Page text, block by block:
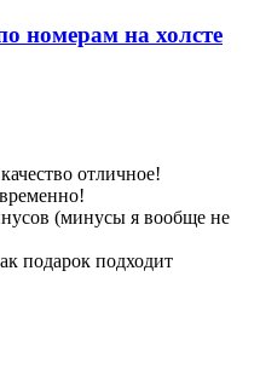
номерам на холсте
отличное!
(минусы я вообще не
подарок подходит